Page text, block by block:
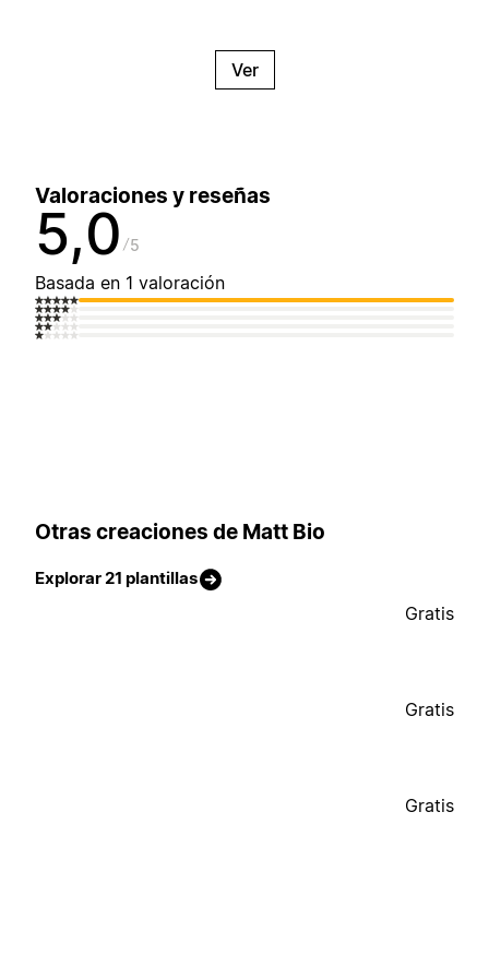
Ver
Valoraciones y reseñas
5,0 5
Basada en 1 valoración
Otras creaciones de Matt Bio
Explorar 21 plantillas
Gratis
Gratis
Gratis